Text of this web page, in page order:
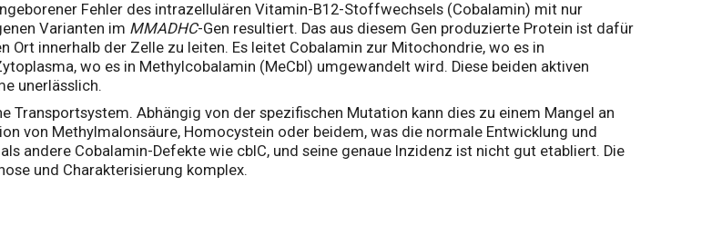
Fehler des intrazellulären Vitamin-B12-Stoffwechsels (Cobalamin) mit nur
Varianten im MMADHC-Gen resultiert. Das aus diesem Gen produzierte Protein ist dafür
innerhalb der Zelle zu leiten. Es leitet Cobalamin zur Mitochondrie, wo es in
wo es in Methylcobalamin (MeCbl) umgewandelt wird. Diese beiden aktiven
unerlässlich.
Transportsystem. Abhängig von der spezifischen Mutation kann dies zu einem Mangel an
von Methylmalonsäure, Homocystein oder beidem, was die normale Entwicklung und
andere Cobalamin-Defekte wie cblC, und seine genaue Inzidenz ist nicht gut etabliert. Die
und Charakterisierung komplex.